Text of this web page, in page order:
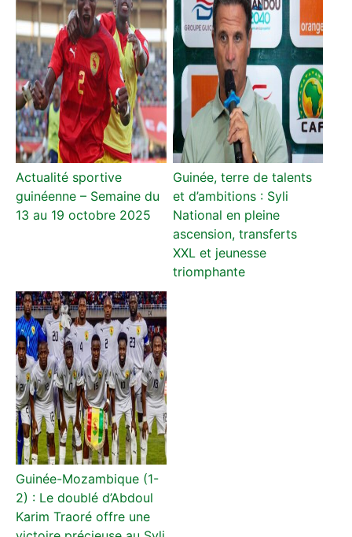
Actualité sportive
guinéenne – Semaine du
13 au 19 octobre 2025
Guinée, terre de talents
et d’ambitions : Syli
National en pleine
ascension, transferts
XXL et jeunesse
triomphante
Guinée-Mozambique (1-
2) : Le doublé d’Abdoul
Karim Traoré offre une